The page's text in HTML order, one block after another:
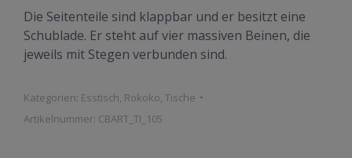
Die Seitenteile sind klappbar und er besitzt eine
Schublade. Er steht auf vier massiven Beinen, die
jeweils mit Stegen verbunden sind.
Kategorien: Esstisch, Rokoko, Tische
Artikelnummer: CBART_TI_105